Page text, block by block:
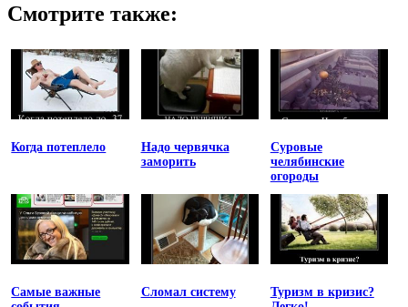
Смотрите также:
Когда потеплело
Надо червячка
заморить
Суровые
челябинские
огороды
Самые важные
Сломал систему
Туризм в кризис?